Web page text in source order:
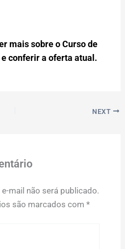
mais sobre o Curso de
conferir a oferta atual.
NEXT
mail não será publicado.
são marcados com *